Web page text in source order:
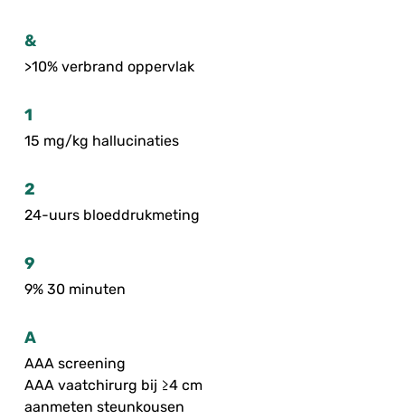
&
>10% verbrand oppervlak
1
15 mg/kg hallucinaties
2
24-uurs bloeddrukmeting
9
9% 30 minuten
A
AAA screening
AAA vaatchirurg bij ≥4 cm
aanmeten steunkousen